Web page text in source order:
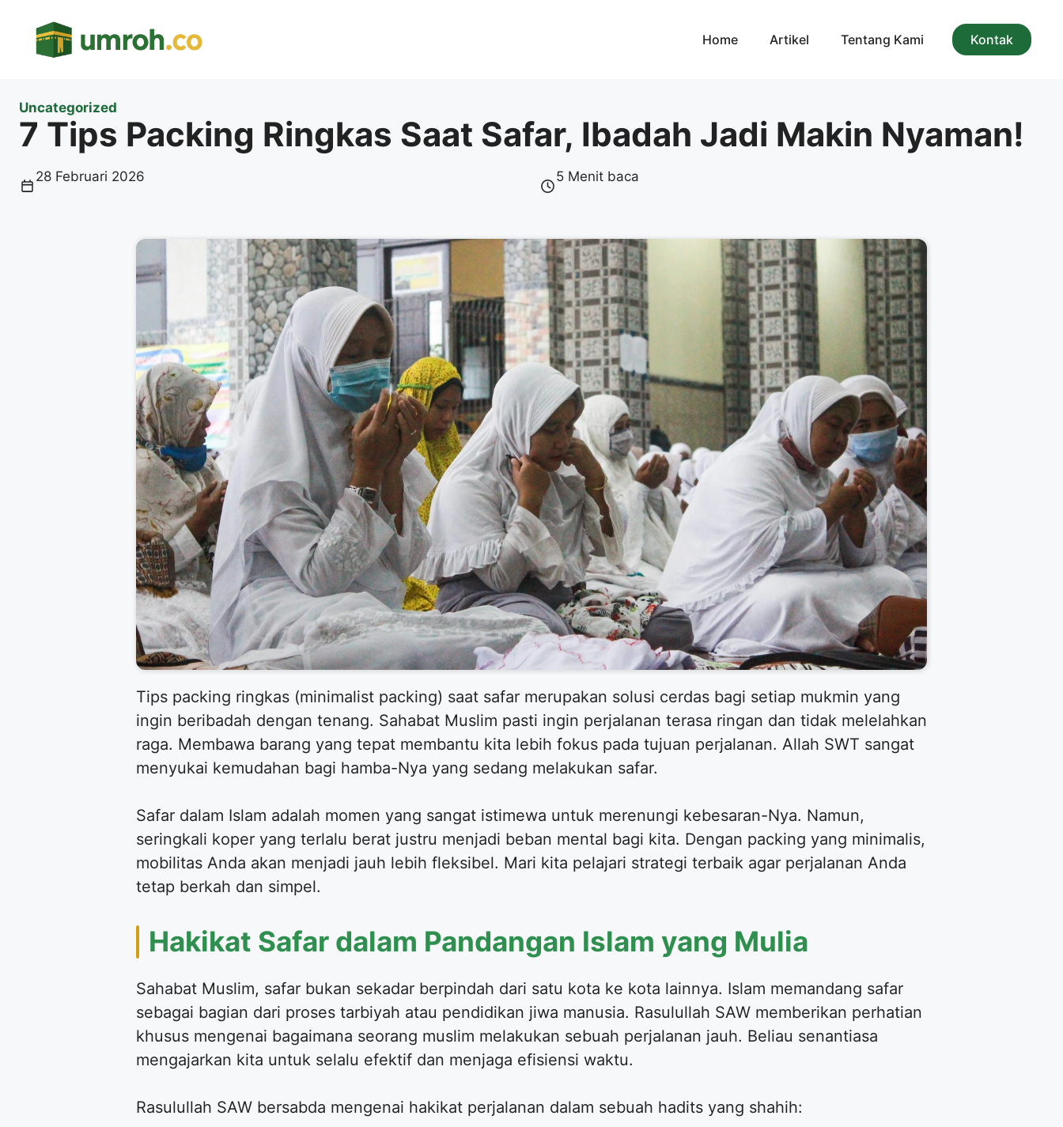
Home Artikel Tentang Kami Kontak
Uncategorized
7 Tips Packing Ringkas Saat Safar, Ibadah Jadi Makin Nyaman!
28 Februari 2026 5 Menit baca
Tips packing ringkas (minimalist packing) saat safar merupakan solusi cerdas bagi setiap mukmin yang
ingin beribadah dengan tenang. Sahabat Muslim pasti ingin perjalanan terasa ringan dan tidak melelahkan
raga. Membawa barang yang tepat membantu kita lebih fokus pada tujuan perjalanan. Allah SWT sangat
menyukai kemudahan bagi hamba-Nya yang sedang melakukan safar.
Safar dalam Islam adalah momen yang sangat istimewa untuk merenungi kebesaran-Nya. Namun,
seringkali koper yang terlalu berat justru menjadi beban mental bagi kita. Dengan packing yang minimalis,
mobilitas Anda akan menjadi jauh lebih fleksibel. Mari kita pelajari strategi terbaik agar perjalanan Anda
tetap berkah dan simpel.
Hakikat Safar dalam Pandangan Islam yang Mulia
Sahabat Muslim, safar bukan sekadar berpindah dari satu kota ke kota lainnya. Islam memandang safar
sebagai bagian dari proses tarbiyah atau pendidikan jiwa manusia. Rasulullah SAW memberikan perhatian
khusus mengenai bagaimana seorang muslim melakukan sebuah perjalanan jauh. Beliau senantiasa
mengajarkan kita untuk selalu efektif dan menjaga efisiensi waktu.
Rasulullah SAW bersabda mengenai hakikat perjalanan dalam sebuah hadits yang shahih: